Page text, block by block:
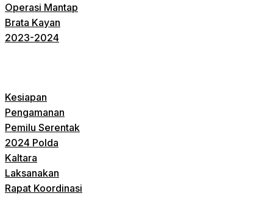
Operasi Mantap
Brata Kayan
2023-2024
Kesiapan
Pengamanan
Pemilu Serentak
2024 Polda
Kaltara
Laksanakan
Rapat Koordinasi